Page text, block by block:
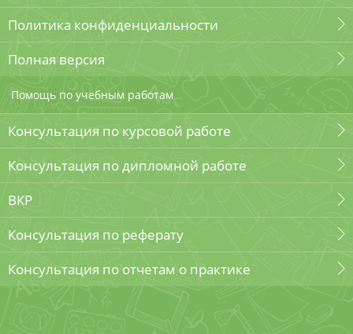
Политика конфиденциальности
Полная версия
Помощь по учебным работам
Консультация по курсовой работе
Консультация по дипломной работе
ВКР
Консультация по реферату
Консультация по отчетам о практике